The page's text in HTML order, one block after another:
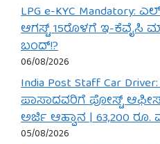
LPG e-KYC
ಆಗಸ್ಟ್ 15ರೊಳಗೆ ಇ-ಕೆವೈಸಿ
ಬಂದ್!?
06/08/2026
India Post Staff Car
ಪಾಸಾದವರಿಗೆ ಪೋಸ್ಟ್ ಆಫೀಸ್
ಅರ್ಜಿ ಆಹ್ವಾನ | 63,200
05/08/2026